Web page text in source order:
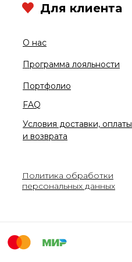
Политика обработки
персональных данных
О нас
Программа лояльности
Портфолио
Условия доставки, оплаты
и возврата
FAQ
Для клиента